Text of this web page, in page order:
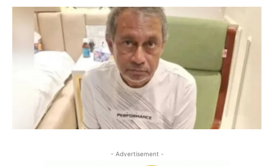
- Advertisement -